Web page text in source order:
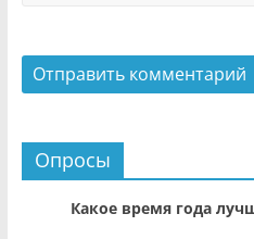
Опросы
Какое время года